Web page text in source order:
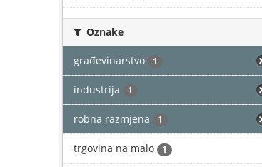
Oznake
građevinarstvo 1
industrija 1
robna razmjena 1
trgovina na malo 1